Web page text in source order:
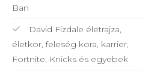
Ban
David Fizdale életrajza,
életkor, feleség kora, karrier,
Fortnite, Knicks és egyebek